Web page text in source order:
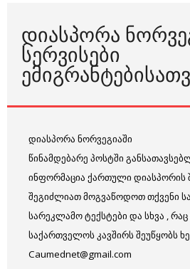
ᲓᲘᲐᲡᲞᲝᲠᲐ
ᲡᲔᲠᲕᲘᲡᲔᲑᲘ
დიასპორა ნორვეგიაში
წინამდებარე პოსტში
ინფორმაცია ქართული დიასპორის
შეგიძლიათ მოგვაწოდოთ თქვენი
სარეკლამო ტექსტები და სხვა ,
საქართველოს კავშირს შეუწყობს
Caumednet@gmail.com